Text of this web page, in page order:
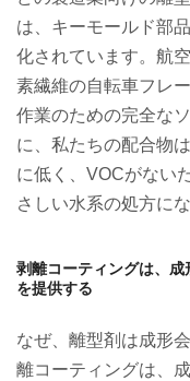
は、キーモールド部
化されています。航
素繊維の自転車フレ
作業のための完全な
に、私たちの配合物
に低く、 VOCがない
さしい水系の処方に
剥離コーティングは、
を提供する
なぜ、離型剤は成形
離コーティングは、